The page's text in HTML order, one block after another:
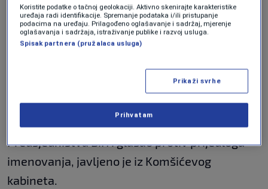
Komšić i član Predsjedništva BiH Šefik
Džaferović glasali su za imenovanje novog-
starog sastava Upravnog vijeća, dok se čekao
glas trećeg člana Predsjedništva Milorada
Predsjedništva BiH i glasao protiv prijedloga
imenovanja, javljeno je iz Komšićevog
kabineta.
Koristite podatke o tačnoj geolokaciji. Aktivno skenirajte karakteristike
uređaja radi identifikacije. Spremanje podataka i/ili pristupanje
podacima na uređaju. Prilagođeno oglašavanje i sadržaj, mjerenje
oglašavanja i sadržaja, istraživanje publike i razvoj usluga.
Spisak partnera (pružalaca usluga)
Prikaži svrhe
Prihvatam